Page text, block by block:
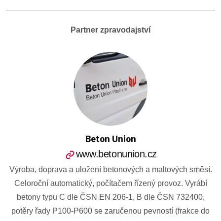
Partner zpravodajství
Beton Union
www.betonunion.cz
Výroba, doprava a uložení betonových a maltových směsí.
Celoroční automatický, počítačem řízený provoz. Vyrábí
betony typu C dle ČSN EN 206-1, B dle ČSN 732400,
potěry řady P100-P600 se zaručenou pevností (frakce do